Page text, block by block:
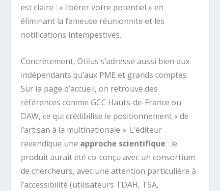
est claire : « libérer votre potentiel » en
éliminant la fameuse réunionnite et les
notifications intempestives.
Concrètement, Otilus s’adresse aussi bien aux
indépendants qu’aux PME et grands comptes.
Sur la page d’accueil, on retrouve des
références comme GCC Hauts-de-France ou
DAW, ce qui crédibilise le positionnement « de
l’artisan à la multinationale ». L’éditeur
revendique une approche scientifique : le
produit aurait été co-conçu avec un consortium
de chercheurs, avec une attention particulière à
l’accessibilité (utilisateurs TDAH, TSA,